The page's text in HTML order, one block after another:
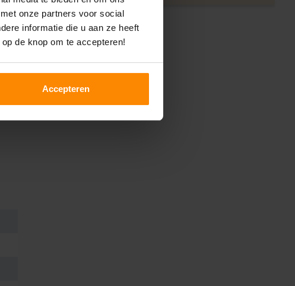
onze partners voor social
informatie die u aan ze heeft
de knop om te accepteren!
Accepteren
Dit